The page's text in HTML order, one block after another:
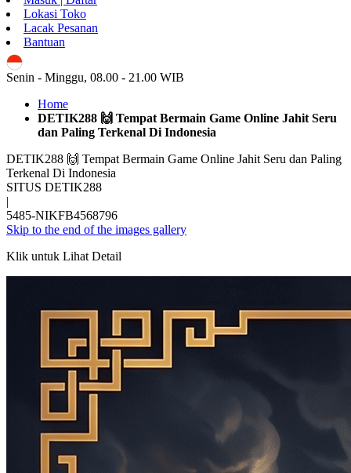
Lokasi Toko
Lacak Pesanan
Bantuan
Senin - Minggu, 08.00 - 21.00 WIB
Home
DETIK288 🙌 Tempat Bermain Game Online Jahit Seru
dan Paling Terkenal Di Indonesia
DETIK288 🙌 Tempat Bermain Game Online Jahit Seru dan Paling
Terkenal Di Indonesia
SITUS DETIK288
|
5485-NIKFB4568796
Skip to the end of the images gallery
Klik untuk Lihat Detail